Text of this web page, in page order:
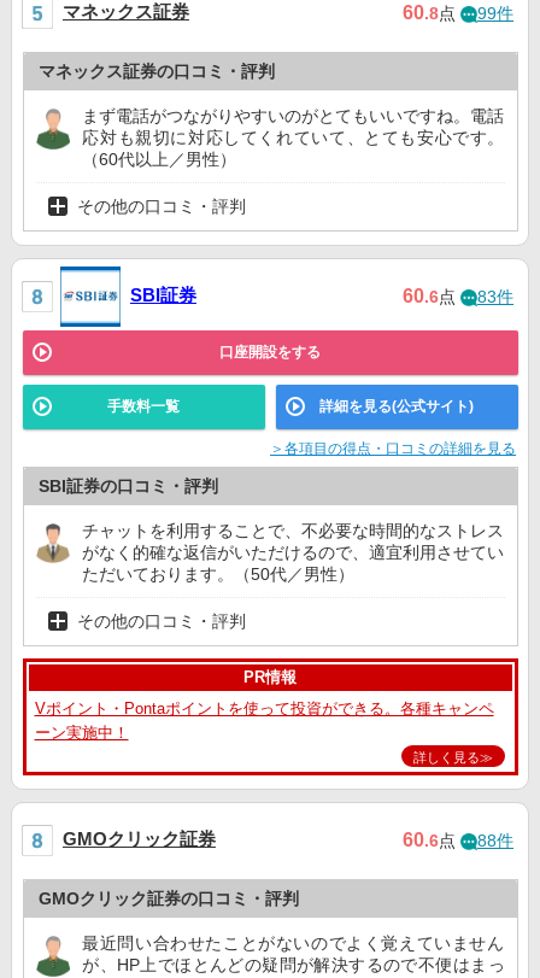
マネックス証券 60.8点 99件
マネックス証券の口コミ・評判
まず電話がつながりやすいのがとてもいいですね。電話
応対も親切に対応してくれていて、とても安心です。
（60代以上／男性）
その他の口コミ・評判
SBI証券 60.6点 83件
口座開設をする
手数料一覧 詳細を見る(公式サイト)
＞各項目の得点・口コミの詳細を見る
SBI証券の口コミ・評判
チャットを利用することで、不必要な時間的なストレス
がなく的確な返信がいただけるので、適宜利用させてい
ただいております。（50代／男性）
その他の口コミ・評判
PR情報
Vポイント・Pontaポイントを使って投資ができる。各種キャンペ
ーン実施中！
詳しく見る≫
GMOクリック証券 60.6点 88件
GMOクリック証券の口コミ・評判
最近問い合わせたことがないのでよく覚えていません
が、HP上でほとんどの疑問が解決するので不便はまっ